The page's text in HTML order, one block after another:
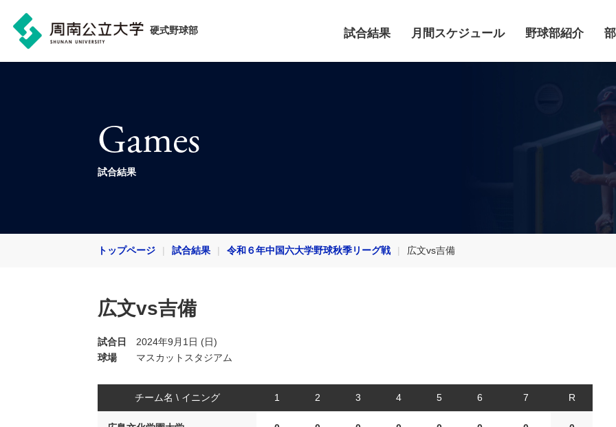
硬式野球部 試合結果 月間スケジュール 野球部紹介
Games
試合結果
トップページ 試合結果 令和６年中国六大学野球秋季リーグ戦 広文vs吉備
広文vs吉備
試合日
2024年9月1日 (日)
球場
マスカットスタジアム
チーム名 \ イニング 1 2 3 4 5 6 7 R